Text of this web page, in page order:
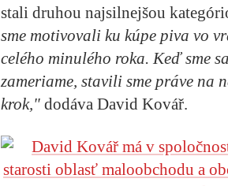
stali druhou najsilnejšou
sme motivovali ku kúpe piva vo
celého minulého roka. Keď sme
zameriame, stavili sme práve na
krok," dodáva David Kovář.